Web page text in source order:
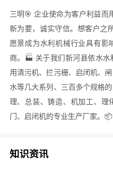
三明🎯 企业使命为客户利益而
新为要，诚实守信。想客户之
愿景成为水利机械行业具有影
商。🏭 关于我们新河县依水
用清污机、拦污栅、启闭机、
水等几大系列、三百多个规格
理、总装、铸造、机加工、理
门、启闭机的专业生产厂家。
知识资讯